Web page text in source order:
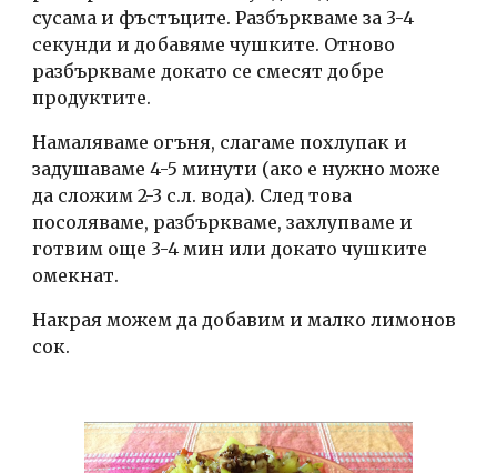
сусама и фъстъците. Разбъркваме за 3-4
секунди и добавяме чушките. Отново
разбъркваме докато се смесят добре
продуктите.
Намаляваме огъня, слагаме похлупак и
задушаваме 4-5 минути (ако е нужно може
да сложим 2-3 с.л. вода). След това
посоляваме, разбъркваме, захлупваме и
готвим още 3-4 мин или докато чушките
омекнат.
Накрая можем да добавим и малко лимонов
сок.